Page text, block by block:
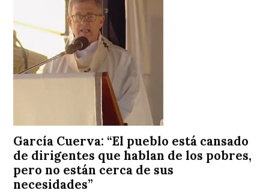
García Cuerva: “El pueblo está cansado
de dirigentes que hablan de los pobres,
pero no están cerca de sus
necesidades”